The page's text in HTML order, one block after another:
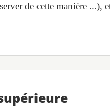
de cette manière ...),